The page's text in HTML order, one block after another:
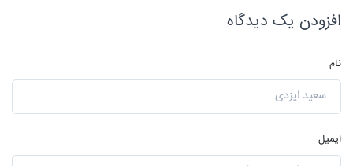
افزودن یک دیدگاه
نام
ایمیل